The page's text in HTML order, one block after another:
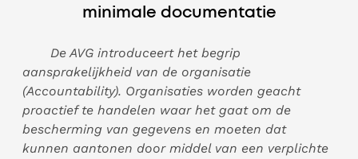
minimale documentatie
De AVG introduceert het begrip
aansprakelijkheid van de organisatie
(Accountability). Organisaties worden geacht
proactief te handelen waar het gaat om de
bescherming van gegevens en moeten dat
kunnen aantonen door middel van een verplichte